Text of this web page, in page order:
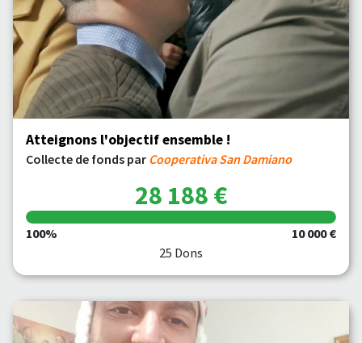
Atteignons l'objectif ensemble !
Collecte de fonds par Cooperativa San Damiano
28 188 €
100%
10 000 €
25 Dons